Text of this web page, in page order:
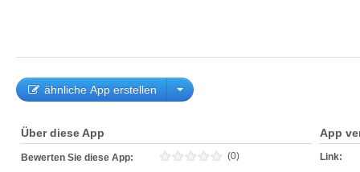
ähnliche App erstellen
Über diese App
Bewerten Sie diese App: (0)
App
Link: